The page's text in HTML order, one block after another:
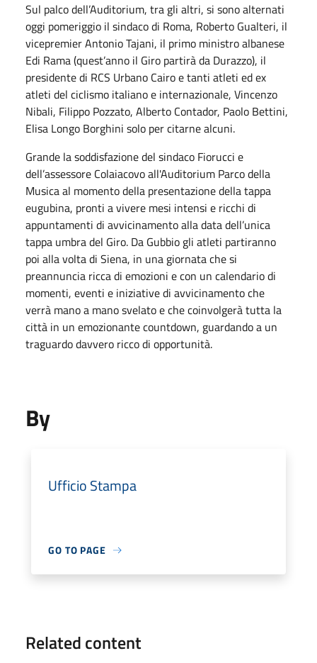
Sul palco dell’Auditorium, tra gli altri, si sono alternati
oggi pomeriggio il sindaco di Roma, Roberto Gualteri, il
vicepremier Antonio Tajani, il primo ministro albanese
Edi Rama (quest’anno il Giro partirà da Durazzo), il
presidente di RCS Urbano Cairo e tanti atleti ed ex
atleti del ciclismo italiano e internazionale, Vincenzo
Nibali, Filippo Pozzato, Alberto Contador, Paolo Bettini,
Elisa Longo Borghini solo per citarne alcuni.
Grande la soddisfazione del sindaco Fiorucci e
dell’assessore Colaiacovo all'Auditorium Parco della
Musica al momento della presentazione della tappa
eugubina, pronti a vivere mesi intensi e ricchi di
appuntamenti di avvicinamento alla data dell’unica
tappa umbra del Giro. Da Gubbio gli atleti partiranno
poi alla volta di Siena, in una giornata che si
preannuncia ricca di emozioni e con un calendario di
momenti, eventi e iniziative di avvicinamento che
verrà mano a mano svelato e che coinvolgerà tutta la
città in un emozionante countdown, guardando a un
traguardo davvero ricco di opportunità.
By
Ufficio Stampa
GO TO PAGE
Related content